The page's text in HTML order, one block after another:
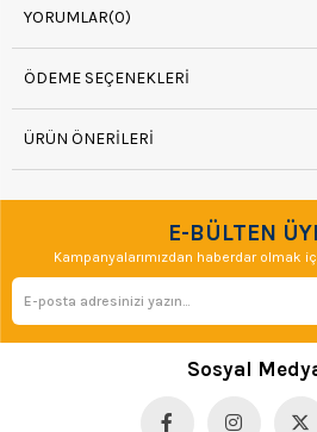
YORUMLAR(0)
ÖDEME SEÇENEKLERI
ÜRÜN ÖNERILERI
E-BÜLTEN
Kampanyalarımızdan haberdar olmak
Sosyal